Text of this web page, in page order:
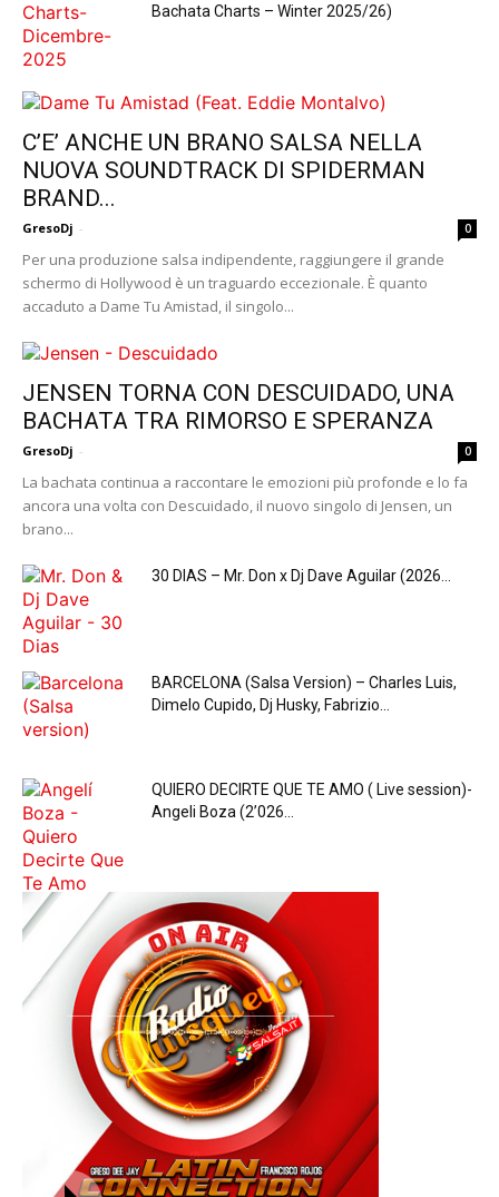
Bachata Charts – Winter 2025/26)
C’E’ ANCHE UN BRANO SALSA NELLA
NUOVA SOUNDTRACK DI SPIDERMAN
BRAND...
GresoDj - 0
Per una produzione salsa indipendente, raggiungere il grande
schermo di Hollywood è un traguardo eccezionale. È quanto
accaduto a Dame Tu Amistad, il singolo...
JENSEN TORNA CON DESCUIDADO, UNA
BACHATA TRA RIMORSO E SPERANZA
GresoDj - 0
La bachata continua a raccontare le emozioni più profonde e lo fa
ancora una volta con Descuidado, il nuovo singolo di Jensen, un
brano...
30 DIAS – Mr. Don x Dj Dave Aguilar (2026...
BARCELONA (Salsa Version) – Charles Luis,
Dimelo Cupido, Dj Husky, Fabrizio...
QUIERO DECIRTE QUE TE AMO ( Live session)-
Angeli Boza (2’026...